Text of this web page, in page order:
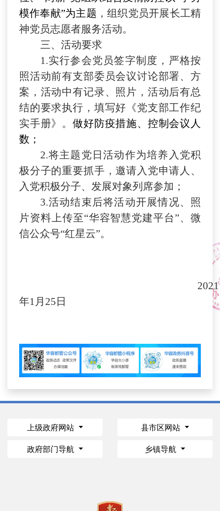
模作奉献”为主题 ，组织党员开展长工精
神党员志愿者服务活动。
三、活动要求
1.实行参会党员签字制度，严格按
照活动前有支部委员会议讨论部署、方
案，活动中有记录、照片，活动后有总
结的要求执行，填写好《党支部工作纪
实手册》。做好防疫措施、控制会议人
数；
2.将主题党日活动作为培养入党积
极分子的重要抓手，邀请入党申请人、
入党积极分子、发展对象列席参加；
3.活动结束后将活动开展情况、照
片资料上传至“华容智慧党建平台”、微
信公众号“红星云”。
2021
年1月25 日
上级政府网站 县市区网站
政府部门导航 乡镇导航